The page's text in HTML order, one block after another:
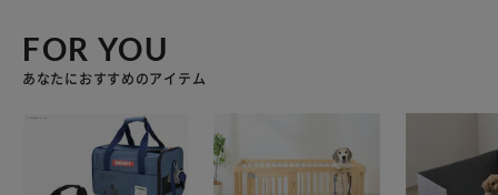
FOR YOU
あなたにおすすめのアイテム